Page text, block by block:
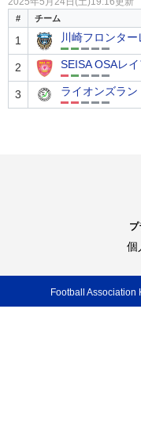
# チーム
1 川崎フロンタ
2 SEISA OSAレ
3 ライオンズラン
プ
個
Football Association